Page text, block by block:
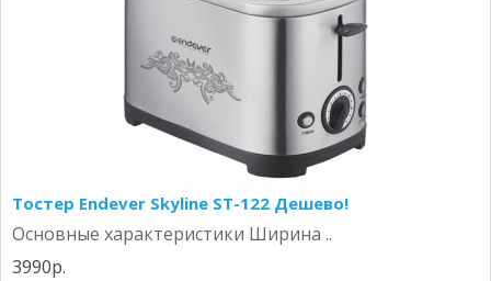
Тостер Endever Skyline ST-122 Дешево!
Основные характеристики Ширина ..
3990р.